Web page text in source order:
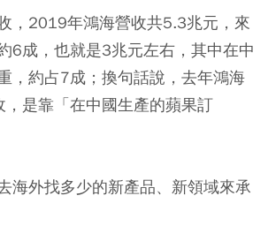
，2019年鴻海營收共5.3兆元，來
6成，也就是3兆元左右，其中在中
，約占7成；換句話說，去年鴻海
是靠「在中國生產的蘋果訂
海外找多少的新產品、新領域來承